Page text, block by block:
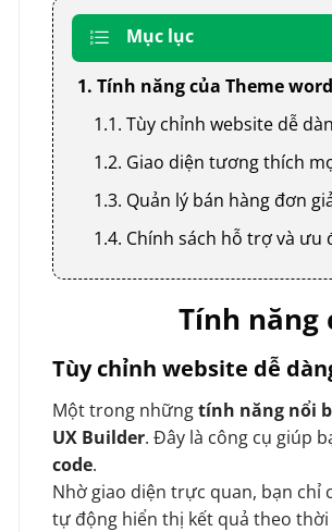
Mục lục
1. Tính năng của Theme
1.1. Tùy chỉnh website dễ
1.2. Giao diện tương thích
1.3. Quản lý bán hàng đơn
1.4. Chính sách hỗ trợ và ưu
Tính năng
Tùy chỉnh website dễ
Một trong nhữngtính năng nổi
UX Builder. Đây là công cụ giúp
code.
Nhờ giao diện trực quan, bạn chỉ
tự động hiển thị kết quả theo